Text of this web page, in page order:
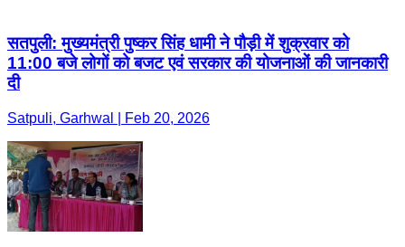
सतपुली: मुख्यमंत्री पुष्कर सिंह धामी ने पौड़ी में शुक्रवार को
11:00 बजे लोगों को बजट एवं सरकार की योजनाओं की जानकारी
दी
Satpuli, Garhwal | Feb 20, 2026